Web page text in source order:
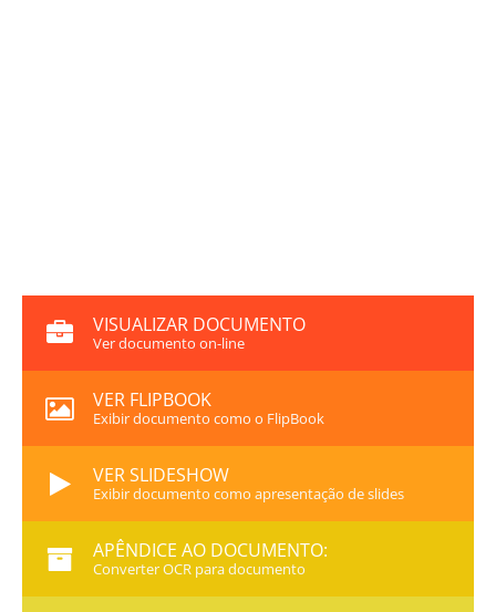
VISUALIZAR DOCUMENTO
Ver documento on-line
VER FLIPBOOK
Exibir documento como o FlipBook
VER SLIDESHOW
Exibir documento como apresentação de slides
APÊNDICE AO DOCUMENTO:
Converter OCR para documento